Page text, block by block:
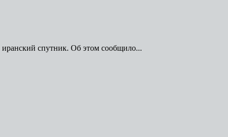
иранский спутник. Об этом сообщило...